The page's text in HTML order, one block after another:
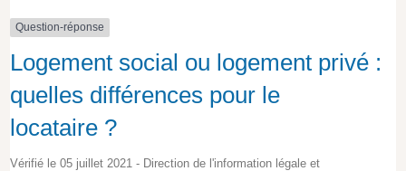
Question-réponse
Logement social ou logement privé :
quelles différences pour le
locataire ?
Vérifié le 05 juillet 2021 - Direction de l'information légale et